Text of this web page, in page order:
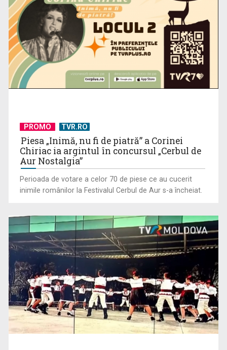
PROMO TVR.RO
Piesa „Inimă, nu fi de piatră” a Corinei
Chiriac ia argintul în concursul „Cerbul de
Aur Nostalgia”
Perioada de votare a celor 70 de piese ce au cucerit
inimile românilor la Festivalul Cerbul de Aur s-a încheiat.